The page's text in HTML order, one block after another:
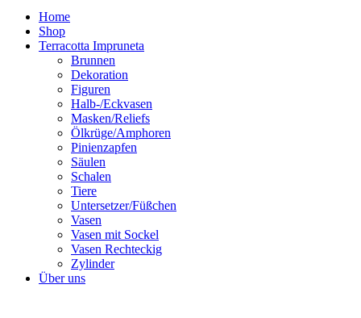
Home
Shop
Terracotta Impruneta
Brunnen
Dekoration
Figuren
Halb-/Eckvasen
Masken/Reliefs
Ölkrüge/Amphoren
Pinienzapfen
Säulen
Schalen
Tiere
Untersetzer/Füßchen
Vasen
Vasen mit Sockel
Vasen Rechteckig
Zylinder
Über uns